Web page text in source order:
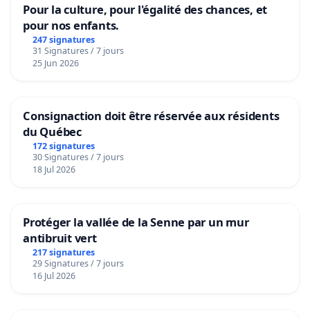
Pour la culture, pour l'égalité des chances, et
pour nos enfants.
247 signatures
31 Signatures / 7 jours
25 Jun 2026
Consignaction doit être réservée aux résidents
du Québec
172 signatures
30 Signatures / 7 jours
18 Jul 2026
Protéger la vallée de la Senne par un mur
antibruit vert
217 signatures
29 Signatures / 7 jours
16 Jul 2026